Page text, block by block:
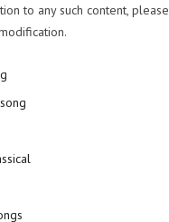
to any such content, please